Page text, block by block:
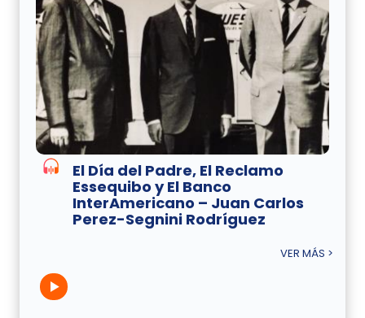
El Día del Padre, El Reclamo
Essequibo y El Banco
InterAmericano – Juan Carlos
Perez-Segnini Rodríguez
VER MÁS >